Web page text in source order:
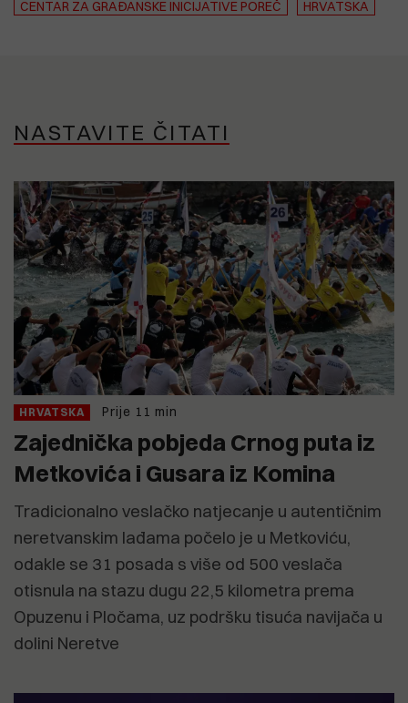
CENTAR ZA GRAĐANSKE INICIJATIVE POREČ
HRVATSKA
NASTAVITE ČITATI
HRVATSKA Prije 11 min
Zajednička pobjeda Crnog puta iz
Metkovića i Gusara iz Komina
Tradicionalno veslačko natjecanje u autentičnim
neretvanskim lađama počelo je u Metkoviću,
odakle se 31 posada s više od 500 veslača
otisnula na stazu dugu 22,5 kilometra prema
Opuzenu i Pločama, uz podršku tisuća navijača u
dolini Neretve